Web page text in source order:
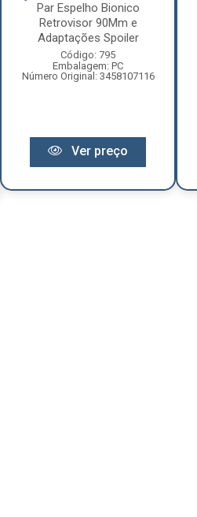
Par Espelho Bionico
Retrovisor 90Mm e
Adaptações Spoiler
Código: 795
Embalagem: PC
Número Original: 3458107116
Ver preço